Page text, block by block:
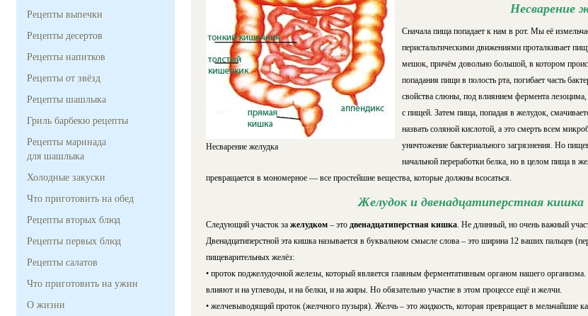
Рецепты выпечки
Рецепты десертов
Рецепты напитков
Рецепты от звёзд
Рецепты шашлыка
Гриль барбекю рецепты
Рецепты маринада
для шашлыка
Холодные закуски
Что приготовить на обед
Рецепты вторых блюд
Рецепты первых блюд
Рецепты салатов
Что приготовить на ужин
О жизни
Несварение желудка
Несварение
Сначала пища попадает к нам в рот. Мы её
перистальтическими движениями проталкивает
мешок, причём довольно большой, в котором
попадания пищи в полость рта, погибает часть
свойства слюны, под влиянием фермента
с пищей. Затем пища, попадая в желудок,
назвать соляной кислотой, а это смерть всем
уничтожение бактериального загрязнения. Но
начальной переработки белка, но в целом пища в
превращается в мономерное — все простейшие вещества, которые должны всосаться.
Желудок и двенадцатиперстная кишка
Следующий участок за желудком– это двенадцатиперстная кишка. Не длинный, но очень важный
Двенадцатиперстной эта кишка называется в буквальном смысле слова – это ширина 12 ваших пальцев
пищеварительных желёз:
• проток поджелудочной железы, который является главным ферментативным органом нашего
влияют и на углеводы, и на белки, и на жиры. Но обязательно участие в этом процессе ещё и желчи.
• желчевыводящий проток (желчного пузыря). Желчь – это жидкость, которая превращает в мельчайшие